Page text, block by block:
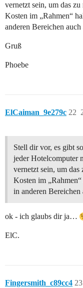
vernetzt sein, um das
Kosten im „Rahmen“
anderen Bereichen
Gruß
Phoebe
ElCaiman_9e279c 22
Stell dir vor, es gibt
jeder Hotelcomputer
vernetzt sein, um
Kosten im
in anderen Bereichen
ok - ich glaubs dir ja…
ElC.
Fingersmith_c89cc4 23